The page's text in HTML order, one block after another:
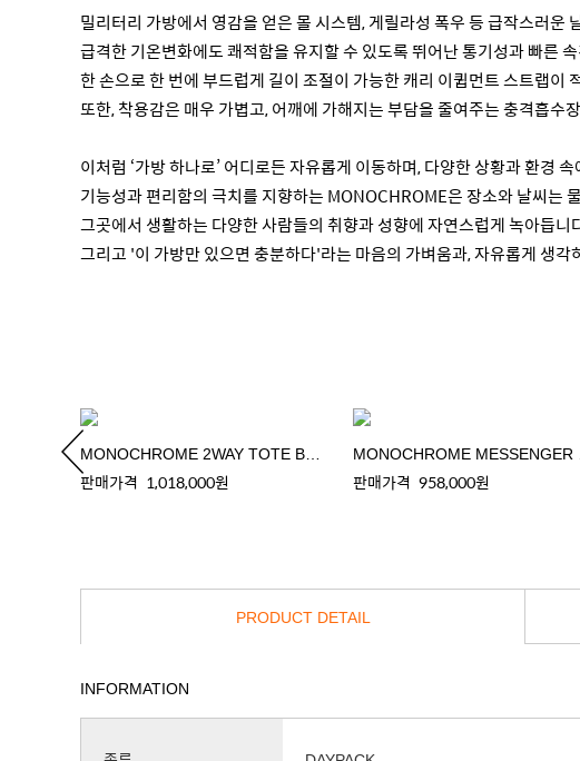
밀리터리 가방에서 영감을 얻은 몰 시스템, 게릴라성 폭우 등 급작스러
급격한 기온변화에도 쾌적함을 유지할 수 있도록 뛰어난 통기성과 빠른
한 손으로 한 번에 부드럽게 길이 조절이 가능한 캐리 이큅먼트 스트랩이
또한, 착용감은 매우 가볍고, 어깨에 가해지는 부담을 줄여주는 충격흡수
이처럼 ‘가방 하나로’ 어디로든 자유롭게 이동하며, 다양한 상황과 환경
기능성과 편리함의 극치를 지향하는 MONOCHROME은 장소와 날씨는
그곳에서 생활하는 다양한 사람들의 취향과 성향에 자연스럽게 녹아듭니
그리고 '이 가방만 있으면 충분하다'라는 마음의 가벼움과, 자유롭게 생
판매가격 1,018,000원 판매가격 958,000원
PRODUCT DETAIL
INFORMATION